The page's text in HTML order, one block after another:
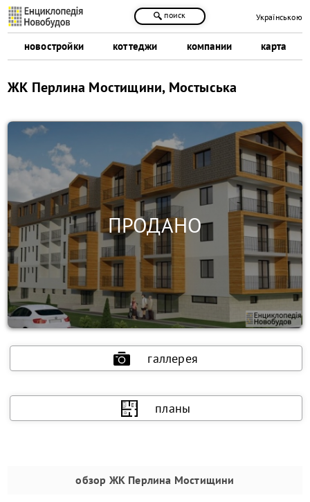
новостройки коттеджи компании карта
поиск Українською
ЖК Перлина Мостищини, Мостыська
галлерея
планы
обзор ЖК Перлина Мостищини